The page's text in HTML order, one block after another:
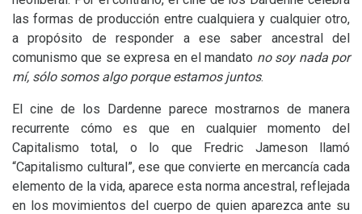
las formas de producción entre cualquiera y cualquier otro,
a propósito de responder a ese saber ancestral del
comunismo que se expresa en el mandato no soy nada por
mí, sólo somos algo porque estamos juntos.
El cine de los Dardenne parece mostrarnos de manera
recurrente cómo es que en cualquier momento del
Capitalismo total, o lo que Fredric Jameson llamó
“Capitalismo cultural”, ese que convierte en mercancía cada
elemento de la vida, aparece esta norma ancestral, reflejada
en los movimientos del cuerpo de quien aparezca ante su